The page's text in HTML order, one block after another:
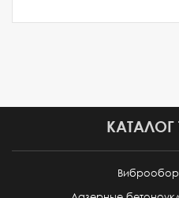
КАТАЛОГ